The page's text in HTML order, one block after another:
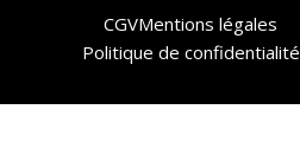
CGVMentions légales
Politique de confidentialité